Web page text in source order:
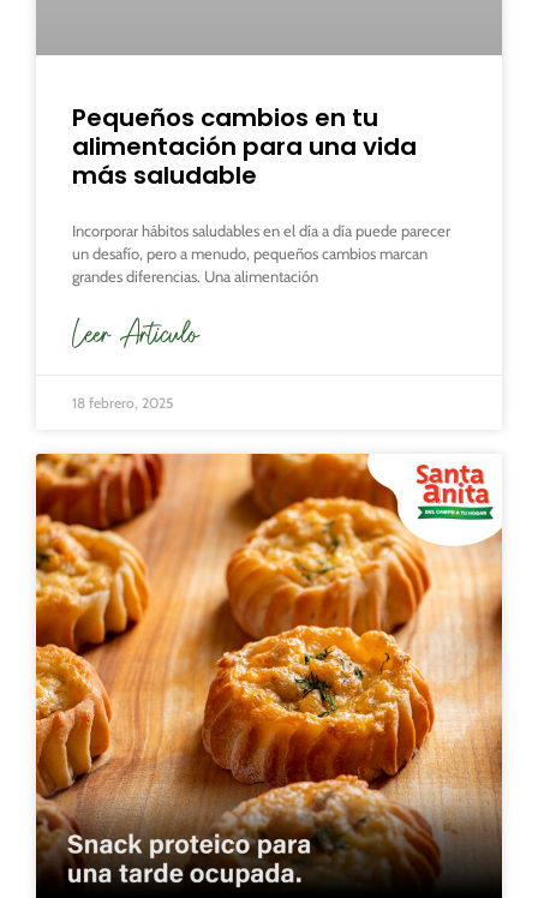
Pequeños cambios en tu
alimentación para una vida
más saludable
Incorporar hábitos saludables en el día a día puede parecer
un desafío, pero a menudo, pequeños cambios marcan
grandes diferencias. Una alimentación
Leer Articulo
18 febrero, 2025